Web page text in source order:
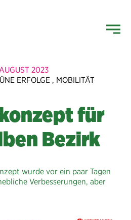
2023
ERFOLGE, MOBILITÄT
für
Bezirk
wurde vor ein paar Tagen
Verbesserungen, aber